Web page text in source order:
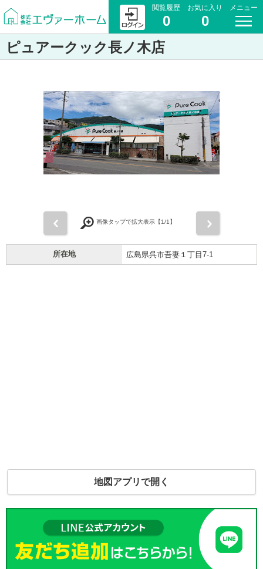
閲覧履歴
0
お気に入り
0
メニュー
ピュアークック長ノ木店
画像タップで拡大表示【1/1】
所在地 広島県呉市吾妻１丁目7-1
地図アプリで開く